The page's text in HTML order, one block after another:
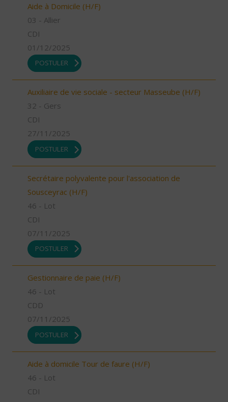
Aide à Domicile (H/F)
03 - Allier
CDI
01/12/2025
POSTULER
Auxiliaire de vie sociale - secteur Masseube (H/F)
32 - Gers
CDI
27/11/2025
POSTULER
Secrétaire polyvalente pour l'association de
Sousceyrac (H/F)
46 - Lot
CDI
07/11/2025
POSTULER
Gestionnaire de paie (H/F)
46 - Lot
CDD
07/11/2025
POSTULER
Aide à domicile Tour de faure (H/F)
46 - Lot
CDI